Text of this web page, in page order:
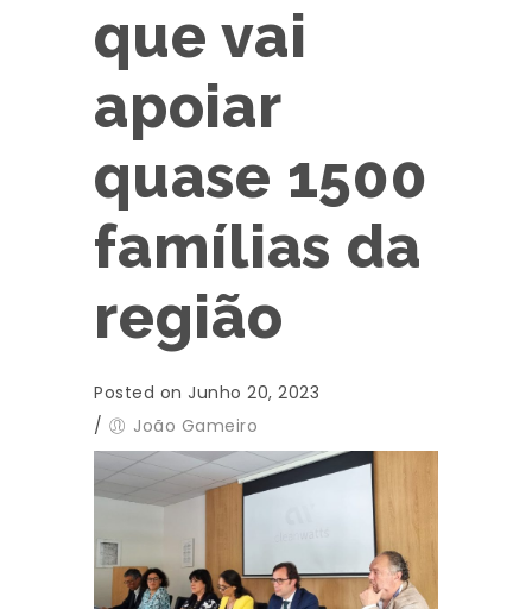
que vai
apoiar
quase 1500
famílias da
região
Posted on Junho 20, 2023
/
João Gameiro